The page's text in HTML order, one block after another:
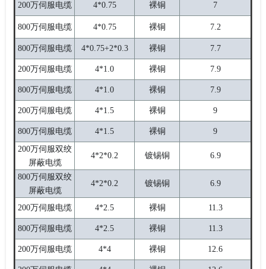
200万伺服电缆 4*0.75 裸铜 7
800万伺服电缆 4*0.75 裸铜 7.2
800万伺服电缆 4*0.75+2*0.3 裸铜 7.7
200万伺服电缆 4*1.0 裸铜 7.9
800万伺服电缆 4*1.0 裸铜 7.9
200万伺服电缆 4*1.5 裸铜 9
800万伺服电缆 4*1.5 裸铜
9
200万伺服双绞
屏蔽电缆
4*2*0.2 镀锡铜 6.9
800万伺服双绞
屏蔽电缆
4*2*0.2 镀锡铜 6.9
200万伺服电缆 4*2.5 裸铜 11.3
800万伺服电缆 4*2.5 裸铜 11.3
200万伺服电缆 4*4 裸铜 12.6